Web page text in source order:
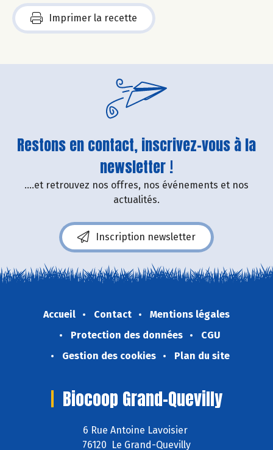
Imprimer la recette
Restons en contact, inscrivez-vous à la
newsletter !
....et retrouvez nos offres, nos événements et nos
actualités.
Inscription newsletter
Accueil Contact
Mentions légales
Protection des données
CGU
Gestion des cookies
Plan du site
Biocoop Grand-Quevilly
6 Rue Antoine Lavoisier
76120 Le Grand-Quevilly